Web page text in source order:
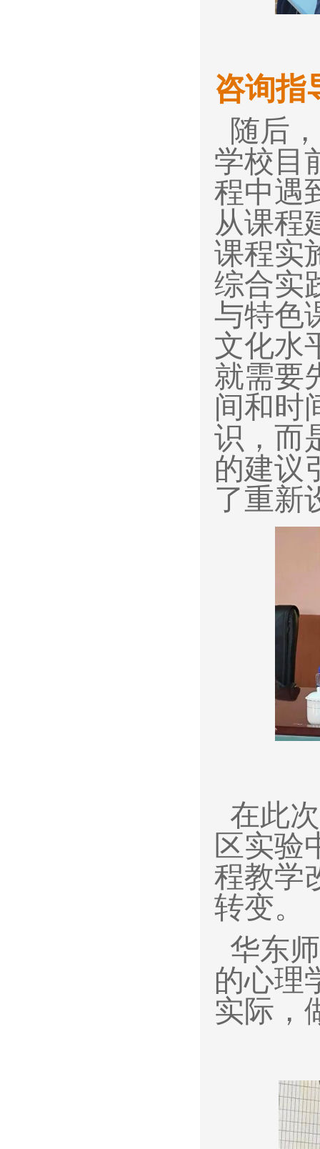
咨询指
随后
学校目
程中遇
从课程
课程实
综合实
与特色
文化水
就需要
间和时
识，而
的建议
了重新
在此
区实验
程教学
转变。
华东
的心理
实际，